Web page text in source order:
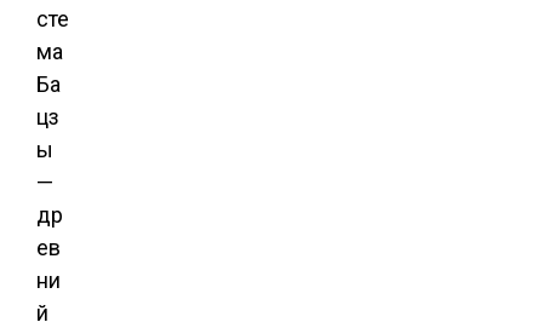
сте
ма
Ба
цз
ы
—
др
ев
ни
й